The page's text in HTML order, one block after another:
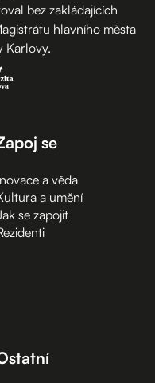
bez zakládajících
hlavního města
Karlovy.
se
a věda
a umění
se zapojit